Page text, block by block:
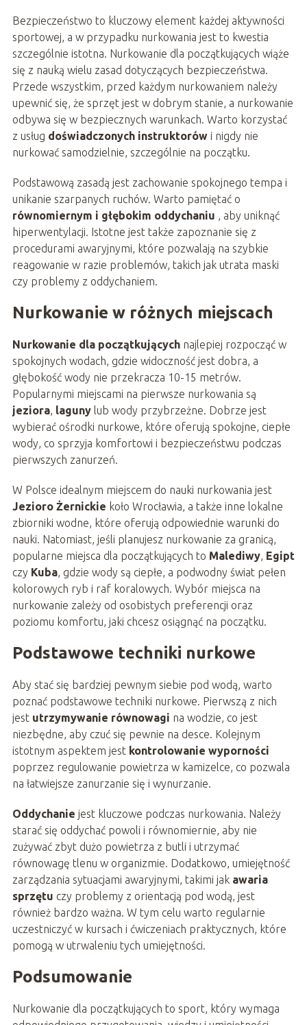
Bezpieczeństwo to kluczowy element każdej aktywności
sportowej, a w przypadku nurkowania jest to kwestia
szczególnie istotna. Nurkowanie dla początkujących wiąże
się z nauką wielu zasad dotyczących bezpieczeństwa.
Przede wszystkim, przed każdym nurkowaniem należy
upewnić się, że sprzęt jest w dobrym stanie, a nurkowanie
odbywa się w bezpiecznych warunkach. Warto korzystać
z usług doświadczonych instruktorówi nigdy nie
nurkować samodzielnie, szczególnie na początku.
Podstawową zasadą jest zachowanie spokojnego tempa i
unikanie szarpanych ruchów. Warto pamiętać o
równomiernym i głębokim oddychaniu , aby uniknąć
hiperwentylacji. Istotne jest także zapoznanie się z
procedurami awaryjnymi, które pozwalają na szybkie
reagowanie w razie problemów, takich jak utrata maski
czy problemy z oddychaniem.
Nurkowanie w różnych miejscach
Nurkowanie dla początkującychnajlepiej rozpocząć w
spokojnych wodach, gdzie widoczność jest dobra, a
głębokość wody nie przekracza 10-15 metrów.
Popularnymi miejscami na pierwsze nurkowania są
jeziora, lagunylub wody przybrzeżne. Dobrze jest
wybierać ośrodki nurkowe, które oferują spokojne, ciepłe
wody, co sprzyja komfortowi i bezpieczeństwu podczas
pierwszych zanurzeń.
W Polsce idealnym miejscem do nauki nurkowania jest
Jezioro Żernickie koło Wrocławia, a także inne lokalne
zbiorniki wodne, które oferują odpowiednie warunki do
nauki. Natomiast, jeśli planujesz nurkowanie za granicą,
popularne miejsca dla początkujących to Malediwy, Egipt
czy Kuba, gdzie wody są ciepłe, a podwodny świat pełen
kolorowych ryb i raf koralowych. Wybór miejsca na
nurkowanie zależy od osobistych preferencji oraz
poziomu komfortu, jaki chcesz osiągnąć na początku.
Podstawowe techniki nurkowe
Aby stać się bardziej pewnym siebie pod wodą, warto
poznać podstawowe techniki nurkowe. Pierwszą z nich
jest utrzymywanie równowagi na wodzie, co jest
niezbędne, aby czuć się pewnie na desce. Kolejnym
istotnym aspektem jest kontrolowanie wyporności
poprzez regulowanie powietrza w kamizelce, co pozwala
na łatwiejsze zanurzanie się i wynurzanie.
Oddychanie jest kluczowe podczas nurkowania. Należy
starać się oddychać powoli i równomiernie, aby nie
zużywać zbyt dużo powietrza z butli i utrzymać
równowagę tlenu w organizmie. Dodatkowo, umiejętność
zarządzania sytuacjami awaryjnymi, takimi jak awaria
sprzętu czy problemy z orientacją pod wodą, jest
również bardzo ważna. W tym celu warto regularnie
uczestniczyć w kursach i ćwiczeniach praktycznych, które
pomogą w utrwaleniu tych umiejętności.
Podsumowanie
Nurkowanie dla początkujących to sport, który wymaga